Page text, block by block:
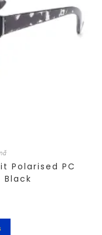
Polarised PC
Black